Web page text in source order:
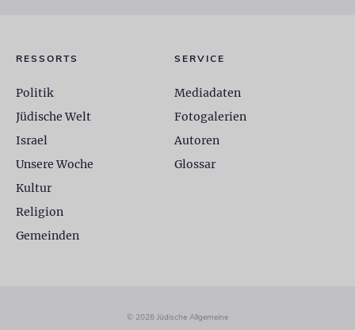
RESSORTS
Politik
Jüdische Welt
Israel
Unsere Woche
Kultur
Religion
Gemeinden
SERVICE
Mediadaten
Fotogalerien
Autoren
Glossar
© 2026 Jüdische Allgemeine